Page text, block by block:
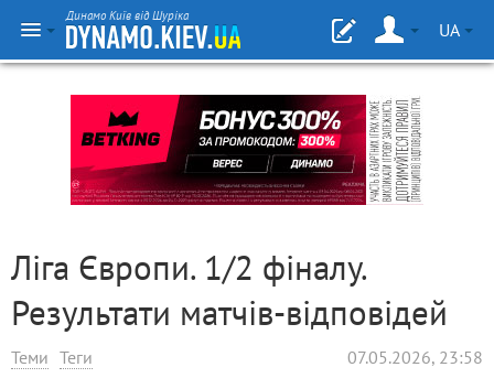
Динамо Київ від Шуріка
UA
Ліга Європи. 1/2 фіналу.
Результати матчів-відповідей
Теми Теги 07.05.2026, 23:58